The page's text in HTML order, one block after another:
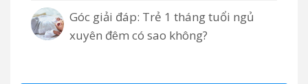
Góc giải đáp: Trẻ 1 tháng tuổi ngủ
xuyên đêm có sao không?